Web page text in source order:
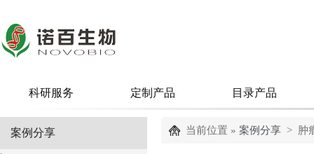
科研服务 定制产品 目录产品
案例分享 当前位置 » 案例分享 > 肿